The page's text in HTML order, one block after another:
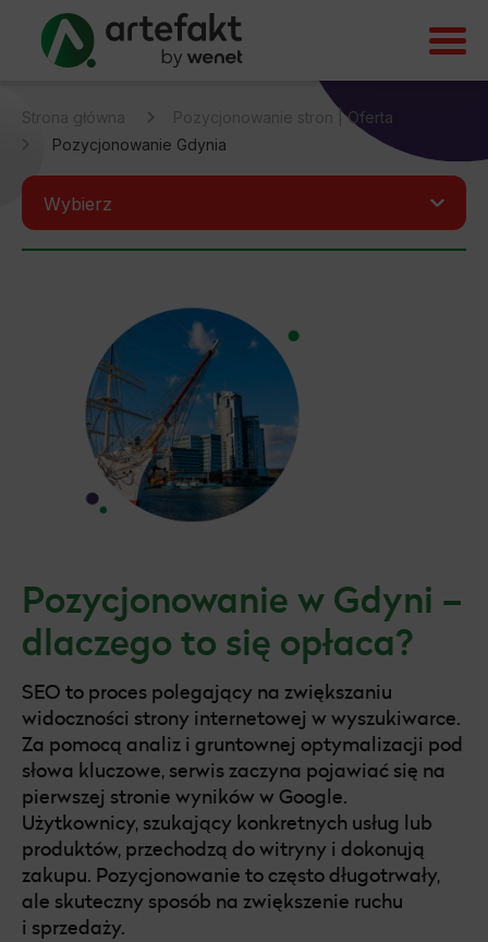
Strona główna
Pozycjonowanie stron | Oferta
Pozycjonowanie Gdynia
Wybierz
Pozycjonowanie Białystok
Pozycjonowanie Prestashop
Pozycjonowanie Shoper
Pozycjonowanie ShopGold
Pozycjonowanie Gdynia
Pozycjonowanie Kraków
Pozycjonowanie Poznań
Pozycjonowanie Katowice
Pozycjonowanie Szczecin
Pozycjonowanie Tarnów
Pozycjonowanie Radom
Pozycjonowanie WordPress
Pozycjonowanie Ruda Śląska
Pozycjonowanie Toruń
Pozycjonowanie w Gdyni –
dlaczego to się opłaca?
SEO to proces polegający na zwiększaniu
widoczności strony internetowej w wyszukiwarce.
Za pomocą analiz i gruntownej optymalizacji pod
słowa kluczowe, serwis zaczyna pojawiać się na
pierwszej stronie wyników w Google.
Użytkownicy, szukający konkretnych usług lub
produktów, przechodzą do witryny i dokonują
zakupu. Pozycjonowanie to często długotrwały,
ale skuteczny sposób na zwiększenie ruchu
i sprzedaży.